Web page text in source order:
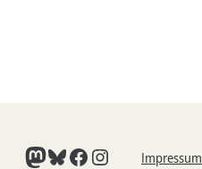
Mastodon
Bluesky
Facebook
Instagram
Impressum